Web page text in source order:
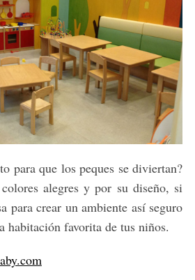
para que los peques se diviertan?
alegres y por su diseño, si
para crear un ambiente así seguro
habitación favorita de tus niños.